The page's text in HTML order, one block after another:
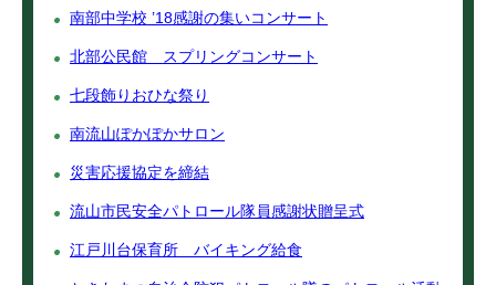
南部中学校 ’18感謝の集いコンサート
北部公民館 スプリングコンサート
七段飾りおひな祭り
南流山ぽかぽかサロン
災害応援協定を締結
流山市民安全パトロール隊員感謝状贈呈式
江戸川台保育所 バイキング給食